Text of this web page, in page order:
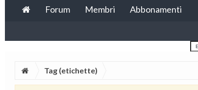
Forum Membri Abbonamenti
Tag (etichette)